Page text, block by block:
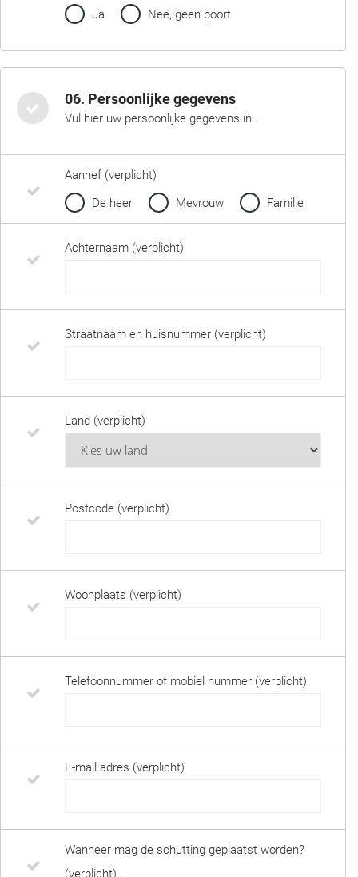
Ja Nee, geen poort
06. Persoonlijke gegevens
Vul hier uw persoonlijke gegevens in..
Aanhef (verplicht)
De heer
Mevrouw Familie
Achternaam (verplicht)
Straatnaam en huisnummer (verplicht)
Land (verplicht)
Postcode (verplicht)
Woonplaats (verplicht)
Telefoonnummer of mobiel nummer (verplicht)
E-mail adres (verplicht)
Wanneer mag de schutting geplaatst worden?
(verplicht)